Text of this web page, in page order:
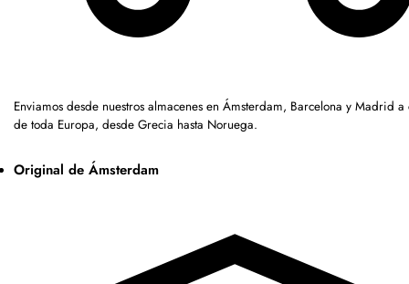
Enviamos desde nuestros almacenes en Ámsterdam, Barcelona y Madrid a
de toda Europa, desde Grecia hasta Noruega.
Original de Ámsterdam